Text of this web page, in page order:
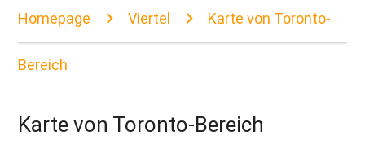
Homepage Viertel Karte von Toronto-
Bereich
Karte von Toronto-Bereich